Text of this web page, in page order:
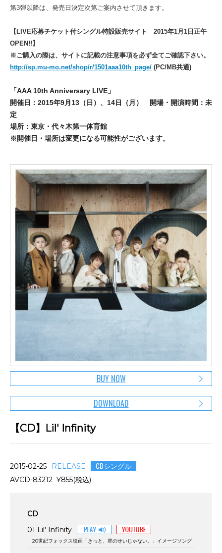
第3弾以降は、発売日決定次第ご案内させて頂きます。
【LIVE応募チケット付シングル特設販売サイト 2015年1月1日正午
OPEN!!】
※ご購入の際は、サイトに記載の注意事項を必ず全てご確認下さい。
http://sp.mu-mo.net/shop/r/1501aaa10th_page/ (PC/MB共通)
「AAA 10th Anniversary LIVE」
開催日：2015年9月13（日）、14日（月） 開場・開演時間：未
定
場所：東京・代々木第一体育館
※開催日・場所は変更になる可能性がございます。
BUY NOW
DOWNLOAD
【CD】Lil' Infinity
2015-02-25 RELEASE CDシングル
AVCD-83212 ¥855(税込)
CD
01 Lil' Infinity
20世紀フォックス映画「きっと、星のせいじゃない。」イメージソング